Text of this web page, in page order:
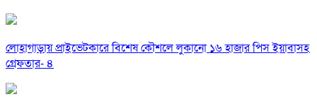
লোহাগাড়ায় প্রাইভেটকারে বিশেষ কৌশলে লুকানো ১৬ হাজার পিস ইয়াবাসহ
গ্রেফতার- ৪